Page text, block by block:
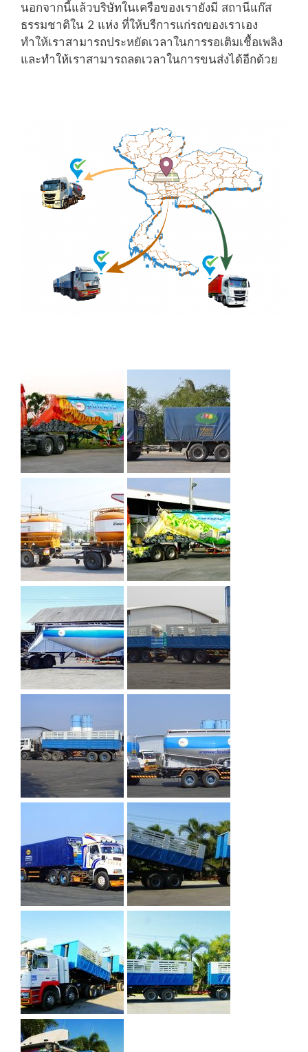
นอกจากนี้แล้วบริษัทในเครือของเรายังมี สถานีแก๊ส
ธรรมชาติใน 2 แห่ง ที่ให้บรืการแก่รถของเราเอง
ทำให้เราสามารถประหยัดเวลาในการรอเติมเชื้อเพลิง
และทำให้เราสามารถลดเวลาในการขนส่งได้อีกด้วย